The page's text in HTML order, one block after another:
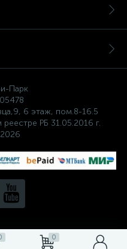
0
Парк
6 этаж, пом.8-16.5
РБ 31.05.2016 г.